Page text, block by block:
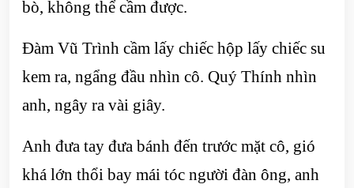
bò, không thể cầm được.
Đàm Vũ Trình cầm lấy chiếc hộp lấy chiếc su
kem ra, ngẩng đầu nhìn cô. Quý Thính nhìn
anh, ngây ra vài giây.
Anh đưa tay đưa bánh đến trước mặt cô, gió
khá lớn thổi bay mái tóc người đàn ông, anh